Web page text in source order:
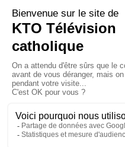
Les
La
XIV à
jeudi 6
Le
Pérou